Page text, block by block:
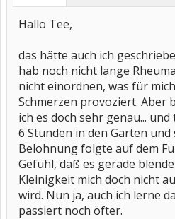
Hallo Tee,
das hätte auch ich
hab noch nicht lange
nicht einordnen, was für
Schmerzen provoziert. Aber
ich es doch sehr genau...
6 Stunden in den Garten und
Belohnung folgte auf dem
Gefühl, daß es gerade
Kleinigkeit mich doch nicht
wird. Nun ja, auch ich lerne
passiert noch öfter.